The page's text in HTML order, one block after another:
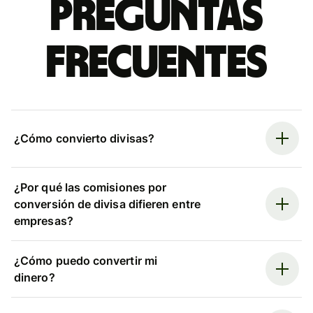
Preguntas
frecuentes
¿Cómo convierto divisas?
¿Por qué las comisiones por
conversión de divisa difieren entre
empresas?
¿Cómo puedo convertir mi
dinero?